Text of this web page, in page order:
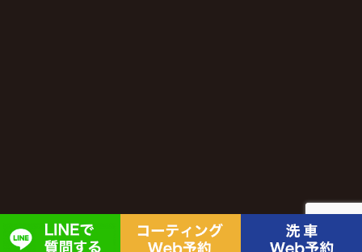
© 2026井出信石油株式会社